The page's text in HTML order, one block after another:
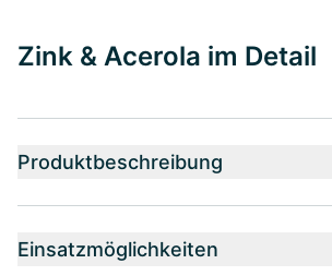
Zink & Acerola im Detail
Produktbeschreibung
Einsatzmöglichkeiten